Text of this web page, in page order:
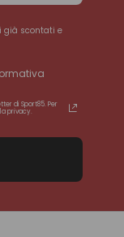
già scontati e
di Sport85. Per
privacy.